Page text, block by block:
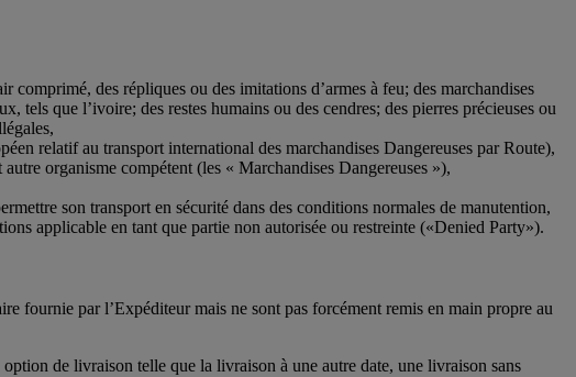
comprimé, des répliques ou des imitations d’armes à feu; des marchandises
tels que l’ivoire; des restes humains ou des cendres; des pierres précieuses ou
relatif au transport international des marchandises Dangereuses par Route),
organisme compétent (les « Marchandises Dangereuses »),
son transport en sécurité dans des conditions normales de manutention,
applicable en tant que partie non autorisée ou restreinte («Denied Party»).
fournie par l’Expéditeur mais ne sont pas forcément remis en main propre au
de livraison telle que la livraison à une autre date, une livraison sans